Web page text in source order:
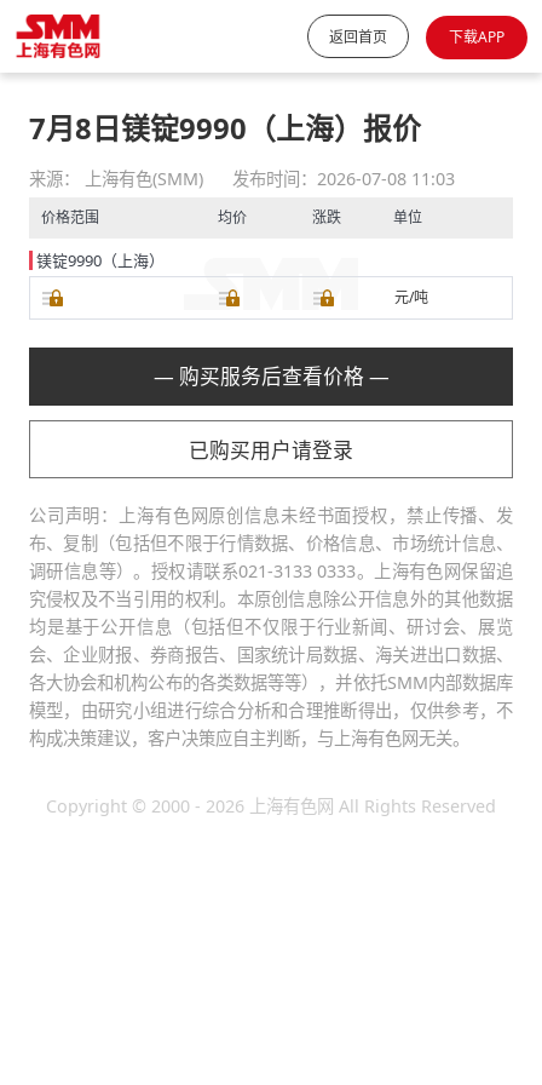
返回首页 下载APP
7月8日镁锭9990（上海）报价
来源： 上海有色(SMM) 发布时间：2026-07-08 11:03
价格范围 均价 涨跌 单位
镁锭9990（上海）
元/吨
— 购买服务后查看价格 —
已购买用户请登录
公司声明：上海有色网原创信息未经书面授权，禁止传播、发
布、复制（包括但不限于行情数据、价格信息、市场统计信息、
调研信息等）。授权请联系021-3133 0333。上海有色网保留追
究侵权及不当引用的权利。本原创信息除公开信息外的其他数据
均是基于公开信息（包括但不仅限于行业新闻、研讨会、展览
会、企业财报、券商报告、国家统计局数据、海关进出口数据、
各大协会和机构公布的各类数据等等），并依托SMM内部数据库
模型，由研究小组进行综合分析和合理推断得出，仅供参考，不
构成决策建议，客户决策应自主判断，与上海有色网无关。
Copyright © 2000 - 2026 上海有色网 All Rights Reserved